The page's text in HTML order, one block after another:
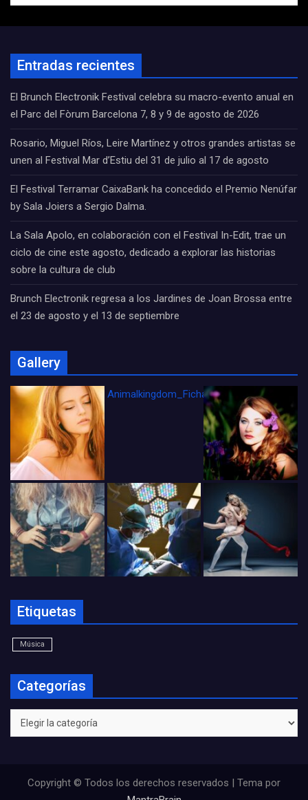
Entradas recientes
El Brunch Electronik Festival celebra su macro-evento anual en
el Parc del Fòrum Barcelona 7, 8 y 9 de agosto de 2026
Rosario, Miguel Ríos, Leire Martínez y otros grandes artistas se
unen al Festival Mar d’Estiu del 31 de julio al 17 de agosto
El Festival Terramar CaixaBank ha concedido el Premio Nenúfar
by Sala Joiers a Sergio Dalma.
La Sala Apolo, en colaboración con el Festival In-Edit, trae un
ciclo de cine este agosto, dedicado a explorar las historias
sobre la cultura de club
Brunch Electronik regresa a los Jardines de Joan Brossa entre
el 23 de agosto y el 13 de septiembre
Gallery
Animalkingdom_FichaCine
Etiquetas
Música
Categorías
Categorías
Copyright © Todos los derechos reservados | Tema por